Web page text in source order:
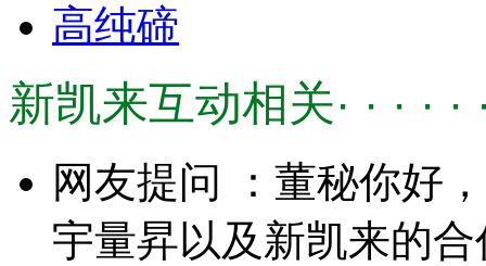
高纯碲
新凯来互动相关· · · · ·
网友提问 ：董秘你好
宇量昇以及新凯来的